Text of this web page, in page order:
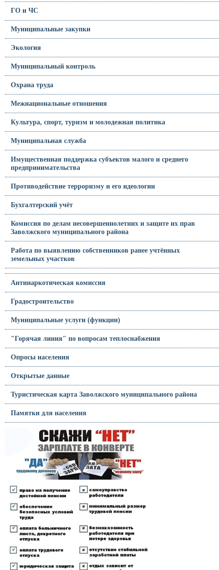
ГО и ЧС
Муниципальные закупки
Экология
Муниципальный контроль
Охрана труда
Межнациональные отношения
Культура, спорт, туризм и молодежная политика
Муниципальная служба
Имущественная поддержка субъектов малого и среднего
предпринимательства
Противодействие терроризму и его идеологии
Бухгалтерский учёт
Комиссия по делам несовершеннолетних и защите их прав
Заволжского муниципального района
Работа по выявлению собственников ранее учтённых
земельных участков
Антинаркотическая комиссия
Градостроительство
Муниципальные услуги (функции)
"Горячая линия" по вопросам теплоснабжения
Опросы населения
Открытые данные
Туристическая карта Заволжского муниципального района
Памятки для населения